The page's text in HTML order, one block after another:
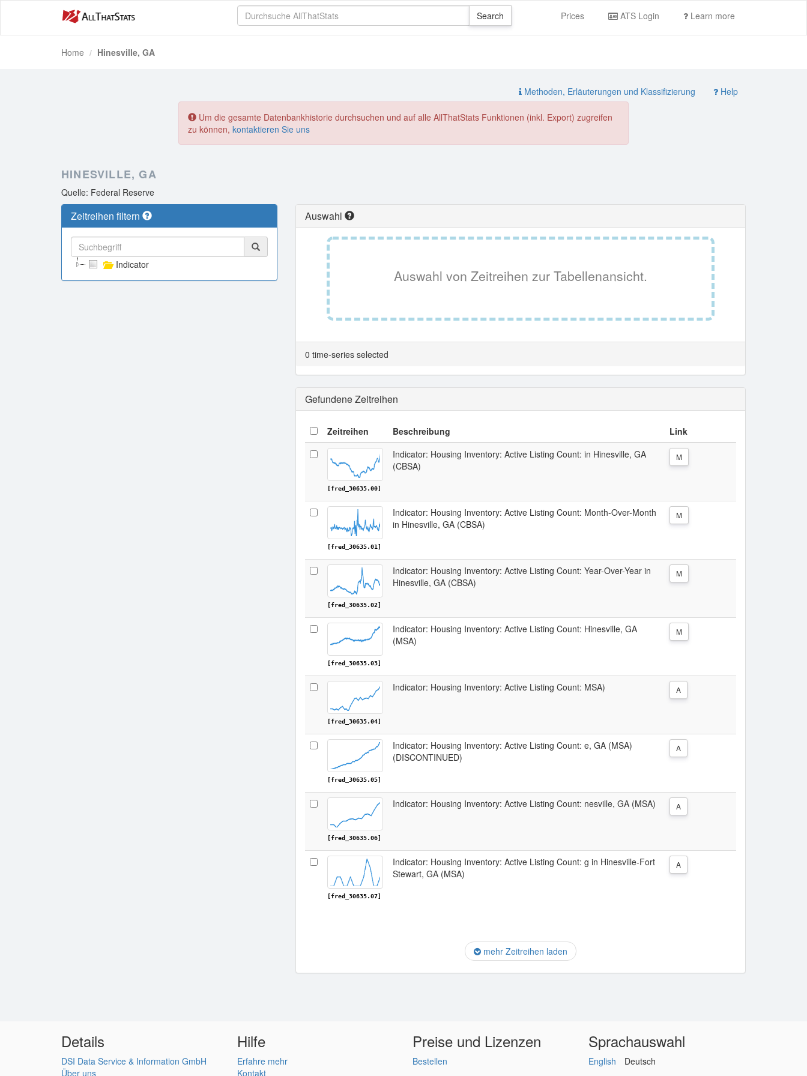
Prices ATS Login Learn more
Home Hinesville, GA
Methoden, Erläuterungen und Klassifizierung Help
Um die gesamte Datenbankhistorie durchsuchen und auf alle AllThatStats Funktionen (inkl. Export) zugreifen
zu können, kontaktieren Sie uns
HINESVILLE, GA
Quelle: Federal Reserve
Zeitreihen filtern
Indicator
Auswahl
Auswahl von Zeitreihen zur Tabellenansicht.
0 time-series selected
Gefundene Zeitreihen
Zeitreihen Beschreibung Link
[fred_30635.00]
Indicator: Housing Inventory: Active Listing Count: in Hinesville, GA
(CBSA)
M
[fred_30635.01]
Indicator: Housing Inventory: Active Listing Count: Month-Over-Month
in Hinesville, GA (CBSA)
M
[fred_30635.02]
Indicator: Housing Inventory: Active Listing Count: Year-Over-Year in
Hinesville, GA (CBSA)
M
[fred_30635.03]
Indicator: Housing Inventory: Active Listing Count: Hinesville, GA
(MSA)
M
[fred_30635.04]
Indicator: Housing Inventory: Active Listing Count: MSA) A
[fred_30635.05]
Indicator: Housing Inventory: Active Listing Count: e, GA (MSA)
(DISCONTINUED)
A
[fred_30635.06]
Indicator: Housing Inventory: Active Listing Count: nesville, GA (MSA) A
[fred_30635.07]
Indicator: Housing Inventory: Active Listing Count: g in Hinesville-Fort
Stewart, GA (MSA)
A
mehr Zeitreihen laden
Details
DSI Data Service & Information GmbH
Über uns
Hilfe
Erfahre mehr
Kontakt
Preise und Lizenzen
Bestellen
Sprachauswahl
English Deutsch